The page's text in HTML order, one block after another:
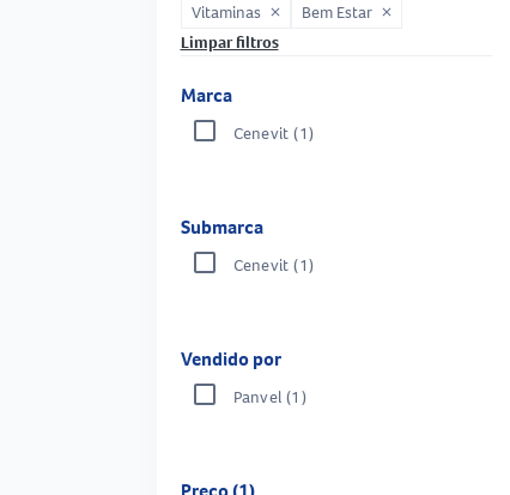
Vitaminas close Bem Estar close
Limpar filtros
Marca
Cenevit (1)
Submarca
Cenevit (1)
Vendido por
Panvel (1)
Preço (1)